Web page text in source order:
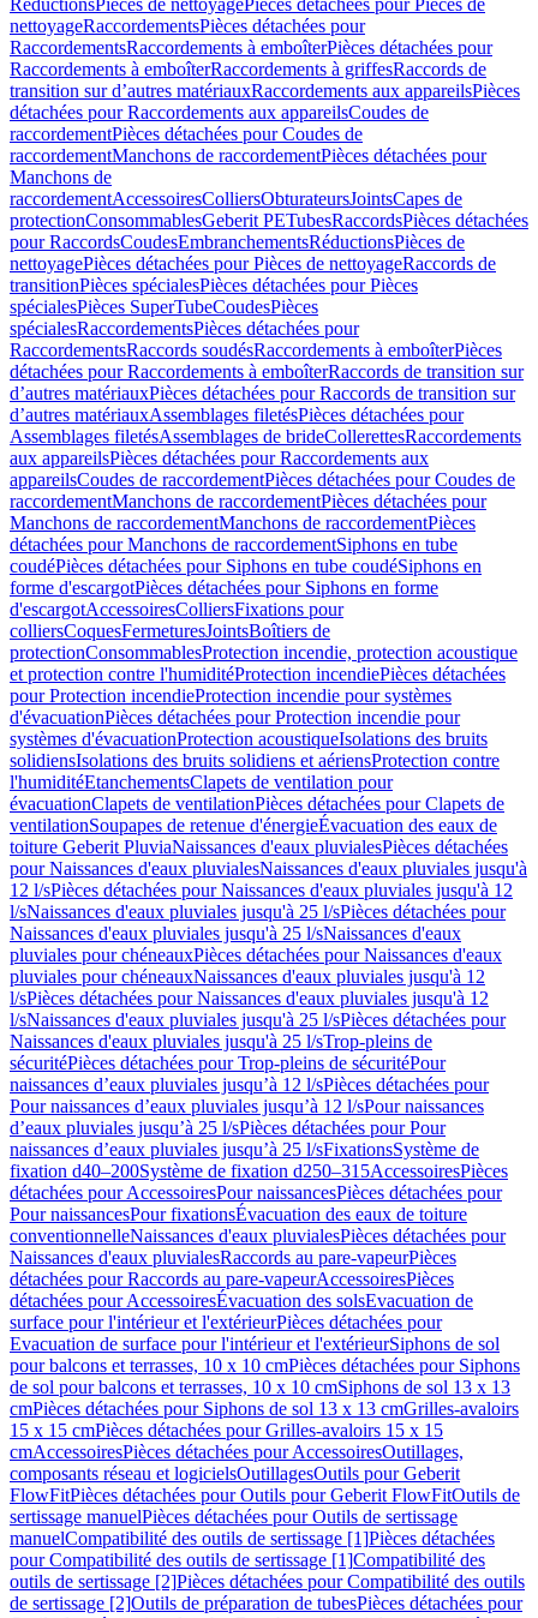
RéductionsPièces de nettoyagePièces détachées pour Pièces de
nettoyageRaccordementsPièces détachées pour
RaccordementsRaccordements à emboîterPièces détachées pour
Raccordements à emboîterRaccordements à griffesRaccords de
transition sur d’autres matériauxRaccordements aux appareilsPièces
détachées pour Raccordements aux appareilsCoudes de
raccordementPièces détachées pour Coudes de
raccordementManchons de raccordementPièces détachées pour
Manchons de
raccordementAccessoiresColliersObturateursJointsCapes de
protectionConsommablesGeberit PETubesRaccordsPièces détachées
pour RaccordsCoudesEmbranchementsRéductionsPièces de
nettoyagePièces détachées pour Pièces de nettoyageRaccords de
transitionPièces spécialesPièces détachées pour Pièces
spécialesPièces SuperTubeCoudesPièces
spécialesRaccordementsPièces détachées pour
RaccordementsRaccords soudésRaccordements à emboîterPièces
détachées pour Raccordements à emboîterRaccords de transition sur
d’autres matériauxPièces détachées pour Raccords de transition sur
d’autres matériauxAssemblages filetésPièces détachées pour
Assemblages filetésAssemblages de brideCollerettesRaccordements
aux appareilsPièces détachées pour Raccordements aux
appareilsCoudes de raccordementPièces détachées pour Coudes de
raccordementManchons de raccordementPièces détachées pour
Manchons de raccordementManchons de raccordementPièces
détachées pour Manchons de raccordementSiphons en tube
coudéPièces détachées pour Siphons en tube coudéSiphons en
forme d'escargotPièces détachées pour Siphons en forme
d'escargotAccessoiresColliersFixations pour
colliersCoquesFermeturesJointsBoîtiers de
protectionConsommablesProtection incendie, protection acoustique
et protection contre l'humiditéProtection incendiePièces détachées
pour Protection incendieProtection incendie pour systèmes
d'évacuationPièces détachées pour Protection incendie pour
systèmes d'évacuationProtection acoustiqueIsolations des bruits
solidiensIsolations des bruits solidiens et aériensProtection contre
l'humiditéEtanchementsClapets de ventilation pour
évacuationClapets de ventilationPièces détachées pour Clapets de
ventilationSoupapes de retenue d'énergieÉvacuation des eaux de
toiture Geberit PluviaNaissances d'eaux pluvialesPièces détachées
pour Naissances d'eaux pluvialesNaissances d'eaux pluviales jusqu'à
12 l/sPièces détachées pour Naissances d'eaux pluviales jusqu'à 12
l/sNaissances d'eaux pluviales jusqu'à 25 l/sPièces détachées pour
Naissances d'eaux pluviales jusqu'à 25 l/sNaissances d'eaux
pluviales pour chéneauxPièces détachées pour Naissances d'eaux
pluviales pour chéneauxNaissances d'eaux pluviales jusqu'à 12
l/sPièces détachées pour Naissances d'eaux pluviales jusqu'à 12
l/sNaissances d'eaux pluviales jusqu'à 25 l/sPièces détachées pour
Naissances d'eaux pluviales jusqu'à 25 l/sTrop-pleins de
sécuritéPièces détachées pour Trop-pleins de sécuritéPour
naissances d’eaux pluviales jusqu’à 12 l/sPièces détachées pour
Pour naissances d’eaux pluviales jusqu’à 12 l/sPour naissances
d’eaux pluviales jusqu’à 25 l/sPièces détachées pour Pour
naissances d’eaux pluviales jusqu’à 25 l/sFixationsSystème de
fixation d40–200Système de fixation d250–315AccessoiresPièces
détachées pour AccessoiresPour naissancesPièces détachées pour
Pour naissancesPour fixationsÉvacuation des eaux de toiture
conventionnelleNaissances d'eaux pluvialesPièces détachées pour
Naissances d'eaux pluvialesRaccords au pare-vapeurPièces
détachées pour Raccords au pare-vapeurAccessoiresPièces
détachées pour AccessoiresÉvacuation des solsEvacuation de
surface pour l'intérieur et l'extérieurPièces détachées pour
Evacuation de surface pour l'intérieur et l'extérieurSiphons de sol
pour balcons et terrasses, 10 x 10 cmPièces détachées pour Siphons
de sol pour balcons et terrasses, 10 x 10 cmSiphons de sol 13 x 13
cmPièces détachées pour Siphons de sol 13 x 13 cmGrilles-avaloirs
15 x 15 cmPièces détachées pour Grilles-avaloirs 15 x 15
cmAccessoiresPièces détachées pour AccessoiresOutillages,
composants réseau et logicielsOutillagesOutils pour Geberit
FlowFitPièces détachées pour Outils pour Geberit FlowFitOutils de
sertissage manuelPièces détachées pour Outils de sertissage
manuelCompatibilité des outils de sertissage [1]Pièces détachées
pour Compatibilité des outils de sertissage [1]Compatibilité des
outils de sertissage [2]Pièces détachées pour Compatibilité des outils
de sertissage [2]Outils de préparation de tubesPièces détachées pour